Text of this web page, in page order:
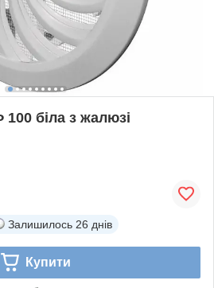
біла з жалюзі
Залишилось 26 днів
Купити